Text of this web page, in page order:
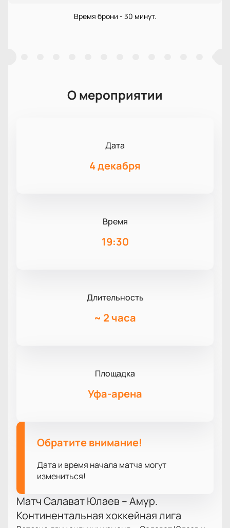
Время брони - 30 минут.
О мероприятии
Дата
4 декабря
Время
19:30
Длительность
~ 2 часа
Площадка
Уфа-арена
Обратите внимание!
Дата и время начала матча могут
измениться!
Матч Салават Юлаев – Амур.
Континентальная хоккейная лига